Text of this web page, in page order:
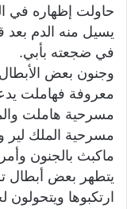
حاولت إظهاره في
يسيل منه الدم بعد
في ضجعته بأبي.
وجنون بعض
معروفة فهاملت
مسرحية هاملت
مسرحية الملك
ماكبث بالجنون
يتطهر بعض أبطال
ارتكبوها